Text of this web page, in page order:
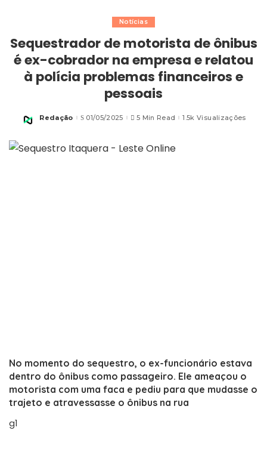
Notícias
Sequestrador de motorista de ônibus
é ex-cobrador na empresa e relatou
à polícia problemas financeiros e
pessoais
Posted
Redação 01/05/2025 5 Min Read 1.5k Visualizações
No momento do sequestro, o ex-funcionário estava
dentro do ônibus como passageiro. Ele ameaçou o
motorista com uma faca e pediu para que mudasse o
trajeto e atravessasse o ônibus na rua
g1